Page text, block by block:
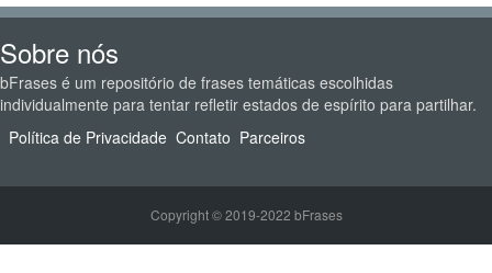
Sobre nós
bFrases é um repositório de frases temáticas escolhidas
individualmente para tentar refletir estados de espírito para partilhar.
Política de Privacidade Contato Parceiros
Copyright © 2019-2022 bFrases